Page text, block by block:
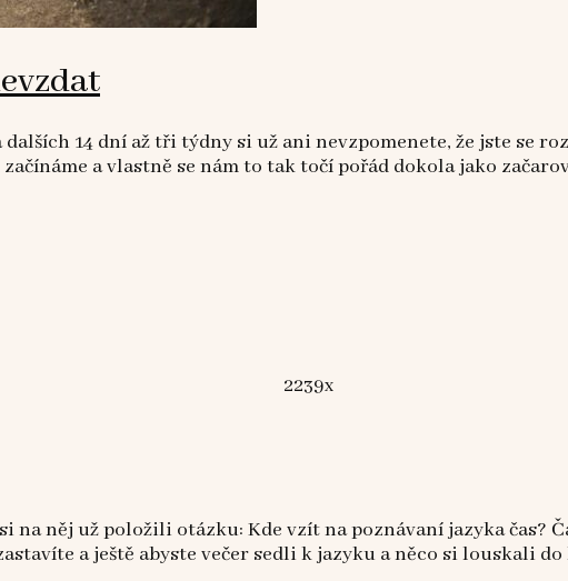
14 dní až tři týdny si už ani nevzpomenete, že jste se
a vlastně se nám to tak točí pořád dokola jako
2239x
na něj už položili otázku: Kde vzít na poznávaní jazyka čas?
a ještě abyste večer sedli k jazyku a něco si louskali